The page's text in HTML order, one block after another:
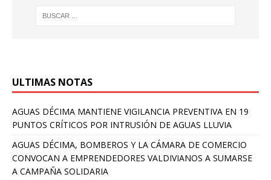
ULTIMAS NOTAS
AGUAS DÉCIMA MANTIENE VIGILANCIA PREVENTIVA EN 19
PUNTOS CRÍTICOS POR INTRUSIÓN DE AGUAS LLUVIA
AGUAS DÉCIMA, BOMBEROS Y LA CÁMARA DE COMERCIO
CONVOCAN A EMPRENDEDORES VALDIVIANOS A SUMARSE
A CAMPAÑA SOLIDARIA